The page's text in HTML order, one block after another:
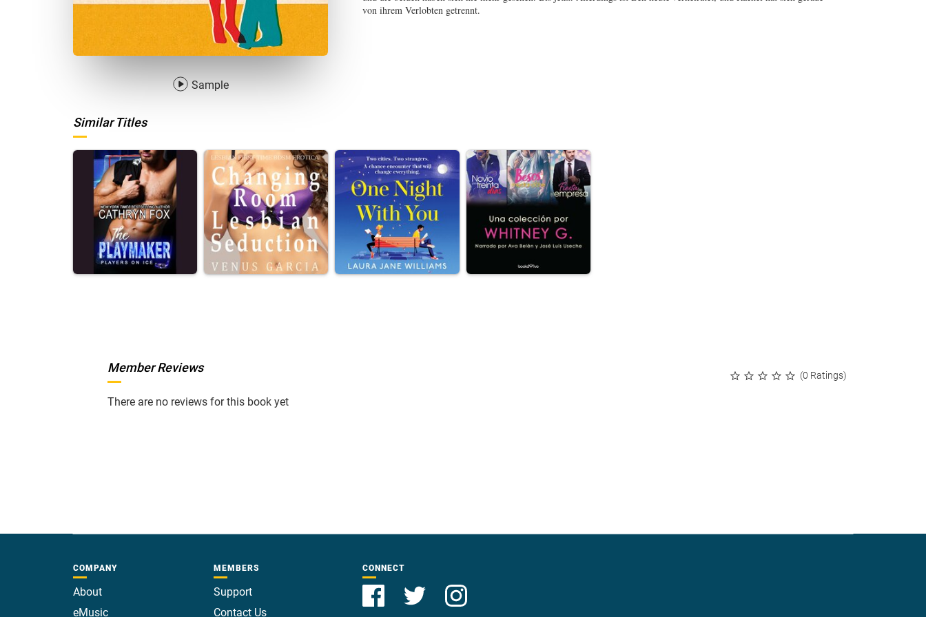
Sample
von ihrem Verlobten getrennt.
Similar Titles
(0 Ratings)
Member Reviews
There are no reviews for this book yet
COMPANY
About
eMusic
MEMBERS
Support
Contact Us
CONNECT